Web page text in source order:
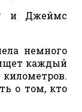
и Джеймс
немного
каждый
о том, кто